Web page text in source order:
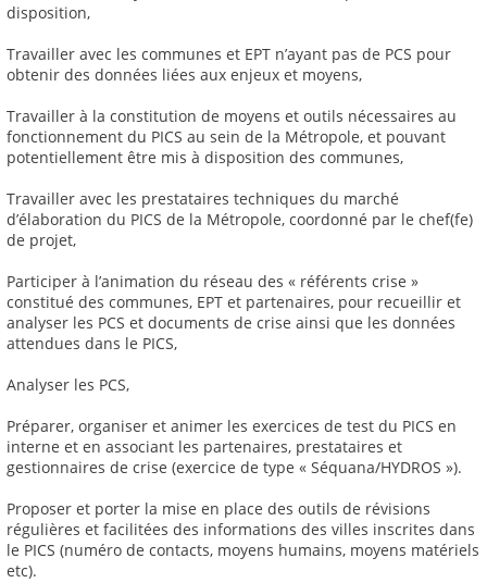
disposition,
Travailler avec les communes et EPT n’ayant pas de PCS pour
obtenir des données liées aux enjeux et moyens,
Travailler à la constitution de moyens et outils nécessaires au
fonctionnement du PICS au sein de la Métropole, et pouvant
potentiellement être mis à disposition des communes,
Travailler avec les prestataires techniques du marché
d’élaboration du PICS de la Métropole, coordonné par le chef(fe)
de projet,
Participer à l’animation du réseau des « référents crise »
constitué des communes, EPT et partenaires, pour recueillir et
analyser les PCS et documents de crise ainsi que les données
attendues dans le PICS,
Analyser les PCS,
Préparer, organiser et animer les exercices de test du PICS en
interne et en associant les partenaires, prestataires et
gestionnaires de crise (exercice de type « Séquana/HYDROS »).
Proposer et porter la mise en place des outils de révisions
régulières et facilitées des informations des villes inscrites dans
le PICS (numéro de contacts, moyens humains, moyens matériels
etc).